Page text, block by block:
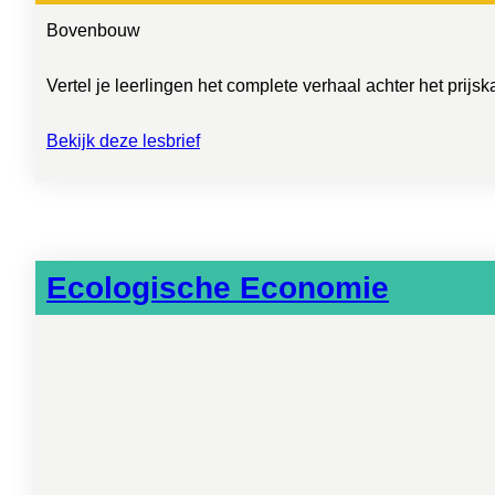
Bovenbouw
Vertel je leerlingen het complete verhaal achter het
Bekijk deze lesbrief
Ecologische Economie